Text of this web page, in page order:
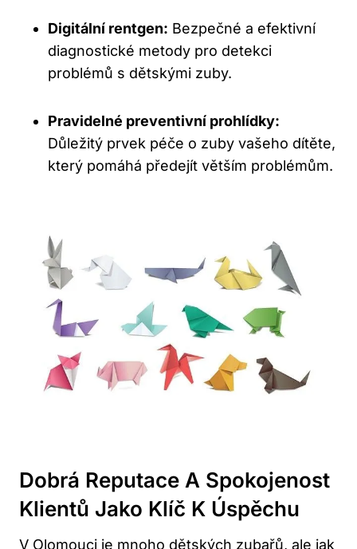
Digitální rentgen: Bezpečné a efektivní
diagnostické metody pro detekci
problémů s dětskými zuby.
Pravidelné preventivní prohlídky:
Důležitý prvek péče o zuby vašeho dítěte,
který pomáhá předejít větším problémům.
Dobrá Reputace A Spokojenost
Klientů Jako Klíč K Úspěchu
V Olomouci je mnoho dětských zubařů, ale jak